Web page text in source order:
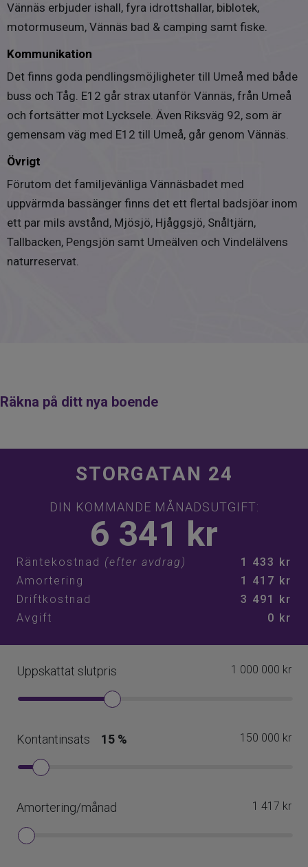
Vännäs erbjuder ishall, fyra idrottshallar, biblotek,
motormuseum, Vännäs bad & camping samt fiske.
Kommunikation
Det finns goda pendlingsmöjligheter till Umeå med både
buss och Tåg. E12 går strax utanför Vännäs, från Umeå
och fortsätter mot Lycksele. Även Riksväg 92, som är
gemensam väg med E12 till Umeå, går genom Vännäs.
Övrigt
Förutom det familjevänliga Vännäsbadet med
uppvärmda bassänger finns det ett flertal badsjöar inom
ett par mils avstånd, Mjösjö, Hjåggsjö, Snåltjärn,
Tallbacken, Pengsjön samt Umeälven och Vindelälvens
naturreservat.
Räkna på ditt nya boende